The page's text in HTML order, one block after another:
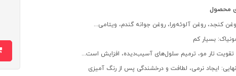
محصول
کنجد، روغن آلوئه‌ورا، روغن جوانه گندم، ویتامی...
بسیار کم
تقویت تار مو، ترمیم سلول‌های آسیب‌دیده، افزایش است...
ایجاد نرمی، لطافت و درخشندگی پس از رنگ‌ آمیزی